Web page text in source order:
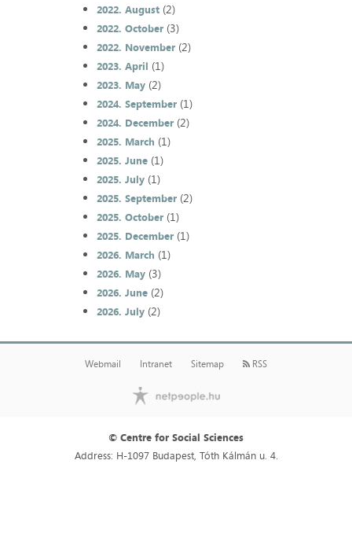
2022. August(2)
2022. October(3)
2022. November(2)
2023. April (1)
2023. May(2)
2024. September(1)
2024. December(2)
2025. March (1)
2025. June(1)
2025. July(1)
2025. September(2)
2025. October(1)
2025. December(1)
2026. March (1)
2026. May(3)
2026. June(2)
2026. July(2)
Webmail Intranet Sitemap RSS
© Centre for Social Sciences
Address: H-1097 Budapest, Tóth Kálmán u. 4.